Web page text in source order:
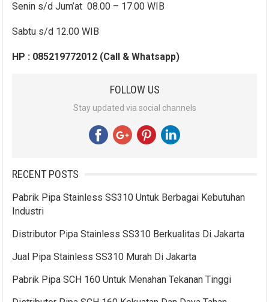
Senin s/d Jum’at 08.00 – 17.00 WIB
Sabtu s/d 12.00 WIB
HP : 085219772012 (Call & Whatsapp)
FOLLOW US
Stay updated via social channels
RECENT POSTS
Pabrik Pipa Stainless SS310 Untuk Berbagai Kebutuhan
Industri
Distributor Pipa Stainless SS310 Berkualitas Di Jakarta
Jual Pipa Stainless SS310 Murah Di Jakarta
Pabrik Pipa SCH 160 Untuk Menahan Tekanan Tinggi